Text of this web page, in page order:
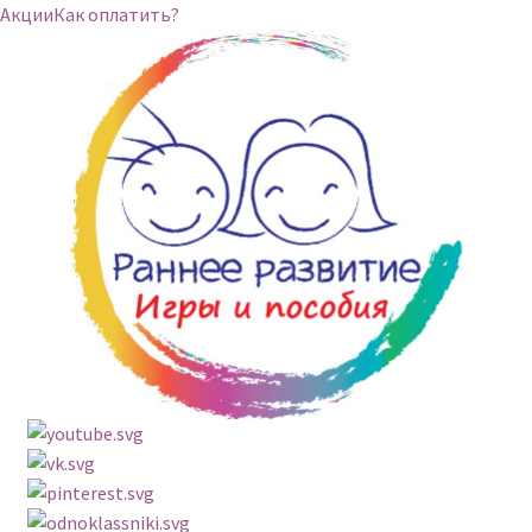
АкцииКак оплатить?